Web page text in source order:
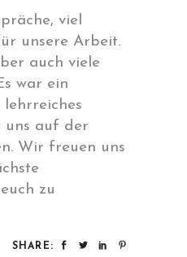
viel
unsere Arbeit.
auch viele
war ein
lehrreiches
uns auf der
Wir freuen uns
zu
SHARE: